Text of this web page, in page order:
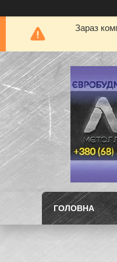
Зараз
ГОЛОВНА